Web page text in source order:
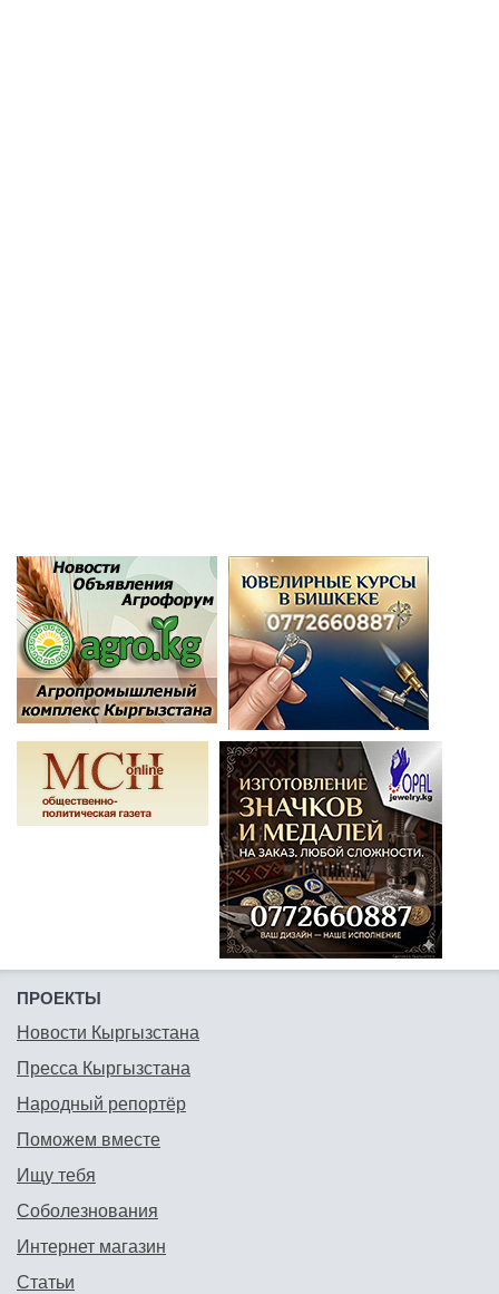
ПРОЕКТЫ
Новости Кыргызстана
Пресса Кыргызстана
Народный репортёр
Поможем вместе
Ищу тебя
Соболезнования
Интернет магазин
Статьи